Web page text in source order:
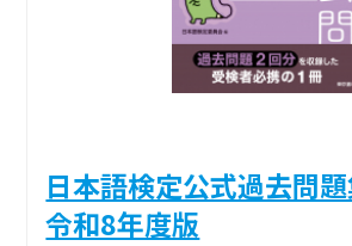
日本語検定公式過去問
令和8年度版